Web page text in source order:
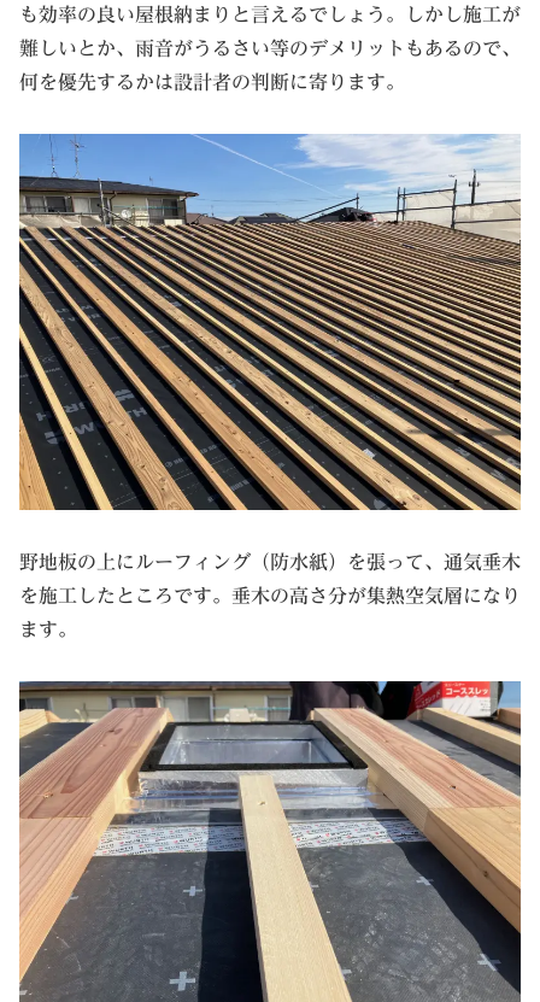
も効率の良い屋根納まりと言えるでしょう。しかし施工が
難しいとか、雨音がうるさい等のデメリットもあるので、
何を優先するかは設計者の判断に寄ります。
野地板の上にルーフィング（防水紙）を張って、通気垂木
を施工したところです。垂木の高さ分が集熱空気層になり
ます。